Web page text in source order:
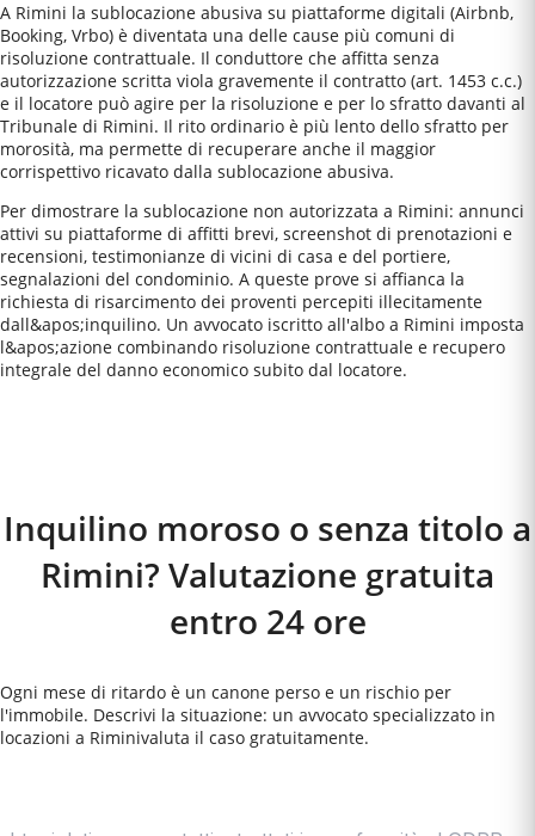
A Rimini la sublocazione abusiva su piattaforme digitali (Airbnb,
Booking, Vrbo) è diventata una delle cause più comuni di
risoluzione contrattuale. Il conduttore che affitta senza
autorizzazione scritta viola gravemente il contratto (art. 1453 c.c.)
e il locatore può agire per la risoluzione e per lo sfratto davanti al
Tribunale di Rimini. Il rito ordinario è più lento dello sfratto per
morosità, ma permette di recuperare anche il maggior
corrispettivo ricavato dalla sublocazione abusiva.
Per dimostrare la sublocazione non autorizzata a Rimini: annunci
attivi su piattaforme di affitti brevi, screenshot di prenotazioni e
recensioni, testimonianze di vicini di casa e del portiere,
segnalazioni del condominio. A queste prove si affianca la
richiesta di risarcimento dei proventi percepiti illecitamente
dall&apos;inquilino. Un avvocato iscritto all'albo a Rimini imposta
l&apos;azione combinando risoluzione contrattuale e recupero
integrale del danno economico subito dal locatore.
Inquilino moroso o senza titolo a
Rimini? Valutazione gratuita
entro 24 ore
Ogni mese di ritardo è un canone perso e un rischio per
l'immobile. Descrivi la situazione: un avvocato specializzato in
locazioni a Riminivaluta il caso gratuitamente.